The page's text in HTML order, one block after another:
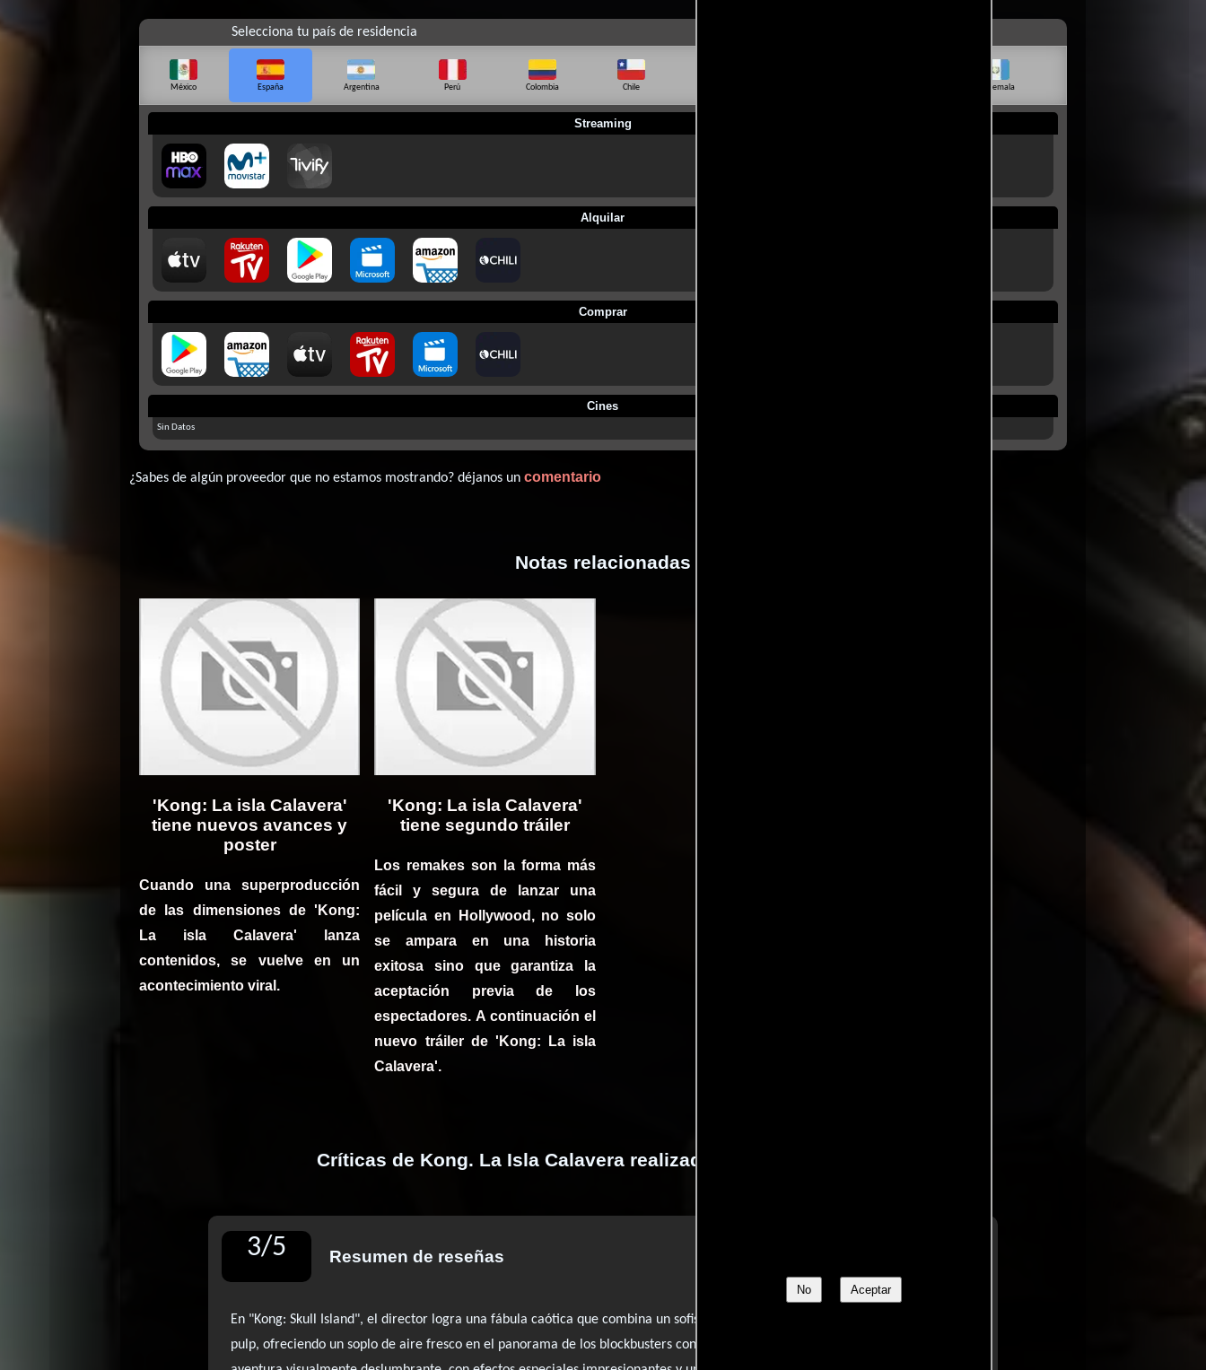
No Aceptar
Selecciona tu país de residencia
México España Argentina Perú Colombia Chile Guatemala
Streaming
Alquilar
Comprar
Cines
Sin Datos
¿Sabes de algún proveedor que no estamos mostrando? déjanos uncomentario
Notas relacionadas
'Kong: La isla Calavera'
tiene nuevos avances y
poster
Cuando una superproducción
de las dimensiones de 'Kong:
La isla Calavera' lanza
contenidos, se vuelve en un
acontecimiento viral.
'Kong: La isla Calavera'
tiene segundo tráiler
Los remakes son la forma más
fácil y segura de lanzar una
película en Hollywood, no solo
se ampara en una historia
exitosa sino que garantiza la
aceptación previa de los
espectadores. A continuación el
nuevo tráiler de 'Kong: La isla
Calavera'.
Críticas de Kong. La Isla Calavera realizadas por profesionales
3/5 Resumen de reseñas
En "Kong: Skull Island", el director logra una fábula caótica que combina un sofisticado sentido del humor con los placeres del
pulp, ofreciendo un soplo de aire fresco en el panorama de los blockbusters contemporáneos. La película se adentra en una